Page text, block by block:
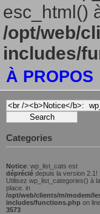
esc_html()
/opt/web/
includes/
À PROPOS
Categories
Notice: wp_list_cats est
déprécié depuis la version 2.1!
Utilisez wp_list_categories() à la
place. in
/opt/web/clients/m/modem/
includes/functions.php on
3573